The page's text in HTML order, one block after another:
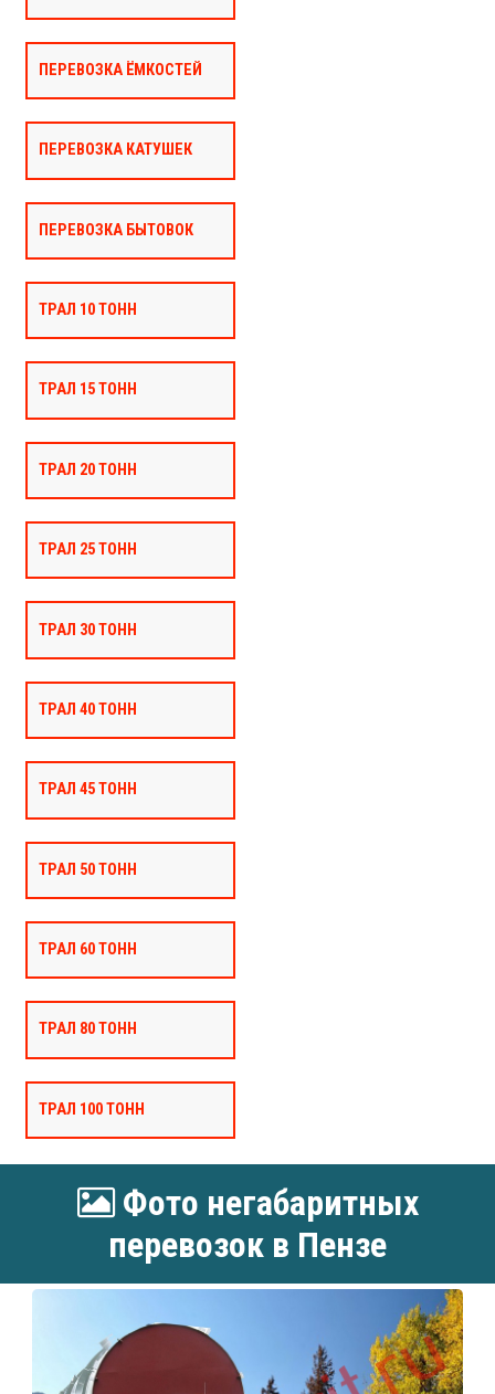
ПЕРЕВОЗКА ЁМКОСТЕЙ
ПЕРЕВОЗКА КАТУШЕК
ПЕРЕВОЗКА БЫТОВОК
ТРАЛ 10 ТОНН
ТРАЛ 15 ТОНН
ТРАЛ 20 ТОНН
ТРАЛ 25 ТОНН
ТРАЛ 30 ТОНН
ТРАЛ 40 ТОНН
ТРАЛ 45 ТОНН
ТРАЛ 50 ТОНН
ТРАЛ 60 ТОНН
ТРАЛ 80 ТОНН
ТРАЛ 100 ТОНН
Фото негабаритных
перевозок в Пензе